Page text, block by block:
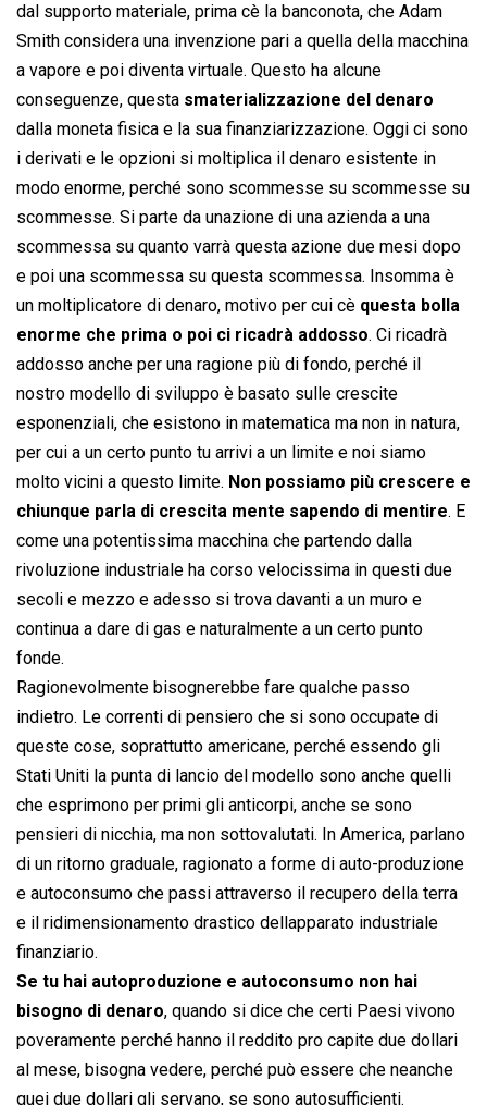
dal supporto materiale, prima cè la banconota, che Adam
Smith considera una invenzione pari a quella della macchina
a vapore e poi diventa virtuale. Questo ha alcune
conseguenze, questa smaterializzazione del denaro
dalla moneta fisica e la sua finanziarizzazione. Oggi ci sono
i derivati e le opzioni si moltiplica il denaro esistente in
modo enorme, perché sono scommesse su scommesse su
scommesse. Si parte da unazione di una azienda a una
scommessa su quanto varrà questa azione due mesi dopo
e poi una scommessa su questa scommessa. Insomma è
un moltiplicatore di denaro, motivo per cui cè questa bolla
enorme che prima o poi ci ricadrà addosso. Ci ricadrà
addosso anche per una ragione più di fondo, perché il
nostro modello di sviluppo è basato sulle crescite
esponenziali, che esistono in matematica ma non in natura,
per cui a un certo punto tu arrivi a un limite e noi siamo
molto vicini a questo limite. Non possiamo più crescere e
chiunque parla di crescita mente sapendo di mentire. E
come una potentissima macchina che partendo dalla
rivoluzione industriale ha corso velocissima in questi due
secoli e mezzo e adesso si trova davanti a un muro e
continua a dare di gas e naturalmente a un certo punto
fonde.
Ragionevolmente bisognerebbe fare qualche passo
indietro. Le correnti di pensiero che si sono occupate di
queste cose, soprattutto americane, perché essendo gli
Stati Uniti la punta di lancio del modello sono anche quelli
che esprimono per primi gli anticorpi, anche se sono
pensieri di nicchia, ma non sottovalutati. In America, parlano
di un ritorno graduale, ragionato a forme di auto-produzione
e autoconsumo che passi attraverso il recupero della terra
e il ridimensionamento drastico dellapparato industriale
finanziario.
Se tu hai autoproduzione e autoconsumo non hai
bisogno di denaro, quando si dice che certi Paesi vivono
poveramente perché hanno il reddito pro capite due dollari
al mese, bisogna vedere, perché può essere che neanche
quei due dollari gli servano, se sono autosufficienti.